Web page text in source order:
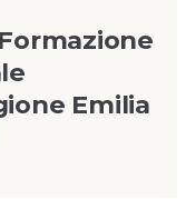
Emilia